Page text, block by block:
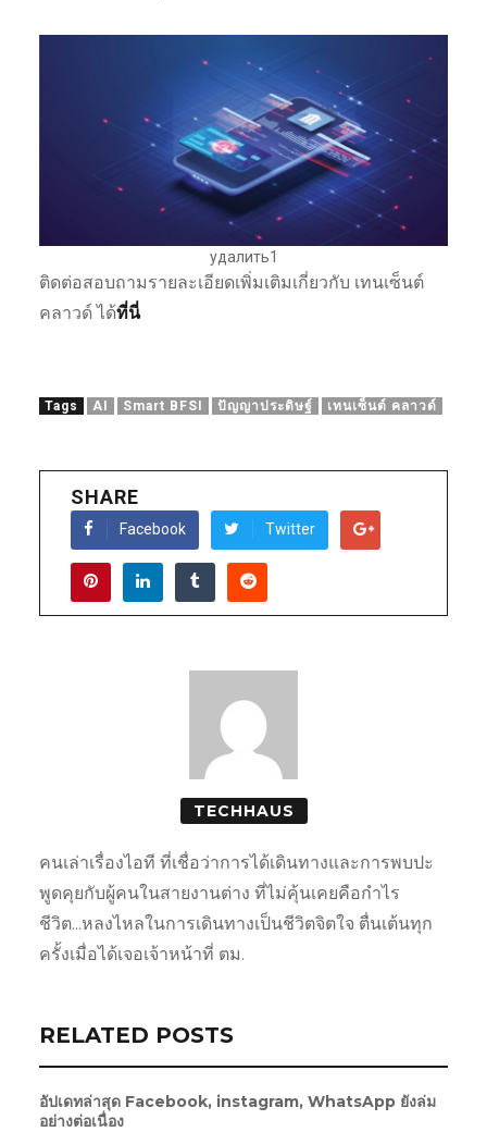
удалить1
ติดต่อสอบถามรายละเอียดเพิ่มเติมเกี่ยวกับ เทนเซ็นต์
คลาวด์ ได้ที่นี่
Tags AI Smart BFSI ปัญญาประดิษฐ์ เทนเซ็นต์ คลาวด์
SHARE
Facebook Twitter
TECHHAUS
คนเล่าเรื่องไอที ที่เชื่อว่าการได้เดินทางและการพบปะ
พูดคุยกับผู้คนในสายงานต่าง ที่ไม่คุ้นเคยคือกำไร
ชีวิต...หลงไหลในการเดินทางเป็นชีวิตจิตใจ ตื่นเต้นทุก
ครั้งเมื่อได้เจอเจ้าหน้าที่ ตม.
RELATED POSTS
อัปเดทล่าสุด Facebook, instagram, WhatsApp ยังล่ม
อย่างต่อเนื่อง